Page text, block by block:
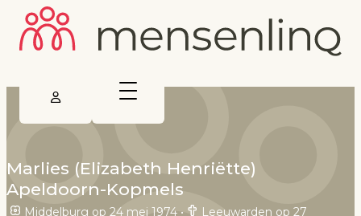
Marlies (Elizabeth Henriëtte)
Apeldoorn-Kopmels
Middelburg op 24 mei 1974 •
Leeuwarden op 27